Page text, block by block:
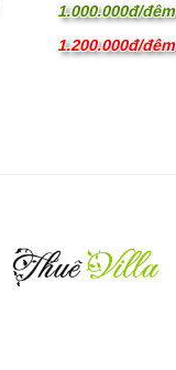
1.000.000đ/đêm
1.200.000đ/đêm